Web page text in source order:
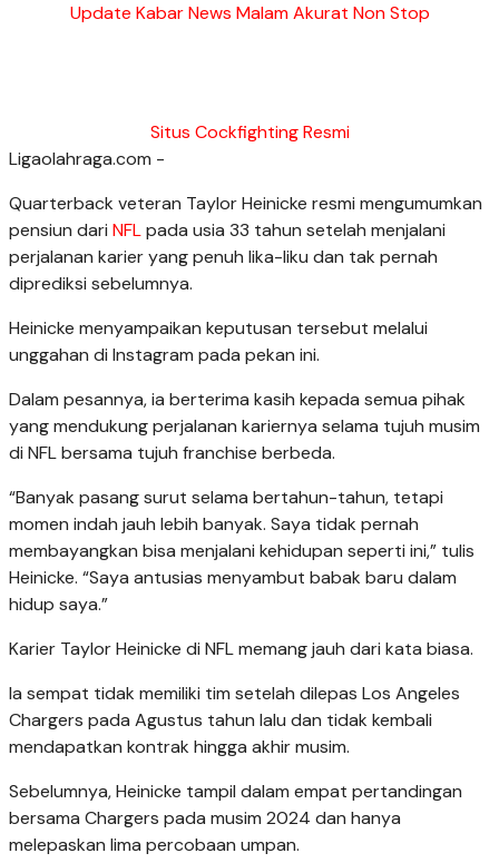
Update Kabar News Malam Akurat Non Stop
Situs Cockfighting Resmi
Ligaolahraga.com -
Quarterback veteran Taylor Heinicke resmi mengumumkan
pensiun dari NFLpada usia 33 tahun setelah menjalani
perjalanan karier yang penuh lika-liku dan tak pernah
diprediksi sebelumnya.
Heinicke menyampaikan keputusan tersebut melalui
unggahan di Instagram pada pekan ini.
Dalam pesannya, ia berterima kasih kepada semua pihak
yang mendukung perjalanan kariernya selama tujuh musim
di NFL bersama tujuh franchise berbeda.
“Banyak pasang surut selama bertahun-tahun, tetapi
momen indah jauh lebih banyak. Saya tidak pernah
membayangkan bisa menjalani kehidupan seperti ini,” tulis
Heinicke. “Saya antusias menyambut babak baru dalam
hidup saya.”
Karier Taylor Heinicke di NFL memang jauh dari kata biasa.
Ia sempat tidak memiliki tim setelah dilepas Los Angeles
Chargers pada Agustus tahun lalu dan tidak kembali
mendapatkan kontrak hingga akhir musim.
Sebelumnya, Heinicke tampil dalam empat pertandingan
bersama Chargers pada musim 2024 dan hanya
melepaskan lima percobaan umpan.